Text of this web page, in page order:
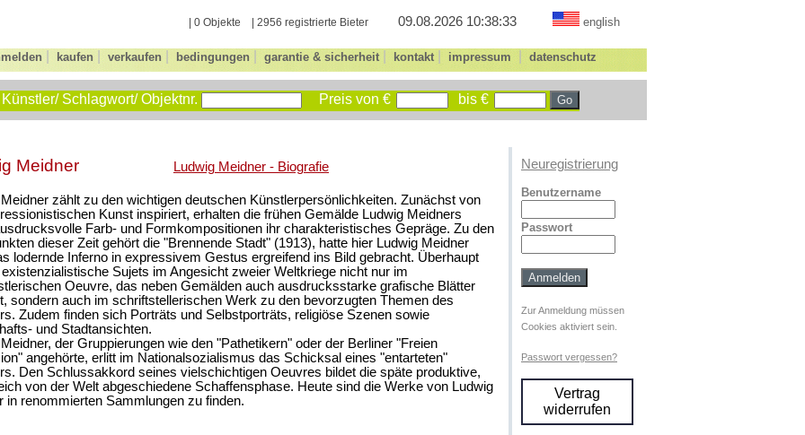
| 0 Objekte | 2956 registrierte Bieter 09.08.2026 10:38:33 english
kaufen verkaufen bedingungen garantie & sicherheit kontakt impressum datenschutz
Künstler/ Schlagwort/ Objektnr. Preis von € bis €
Meidner Ludwig Meidner - Biografie
zählt zu den wichtigen deutschen Künstlerpersönlichkeiten. Zunächst von
Kunst inspiriert, erhalten die frühen Gemälde Ludwig Meidners
Farb- und Formkompositionen ihr charakteristisches Gepräge. Zu den
dieser Zeit gehört die "Brennende Stadt" (1913), hatte hier Ludwig Meidner
lodernde Inferno in expressivem Gestus ergreifend ins Bild gebracht. Überhaupt
Sujets im Angesicht zweier Weltkriege nicht nur im
Oeuvre, das neben Gemälden auch ausdrucksstarke grafische Blätter
sondern auch im schriftstellerischen Werk zu den bevorzugten Themen des
Zudem finden sich Porträts und Selbstporträts, religiöse Szenen sowie
und Stadtansichten.
der Gruppierungen wie den "Pathetikern" oder der Berliner "Freien
angehörte, erlitt im Nationalsozialismus das Schicksal eines "entarteten"
Den Schlussakkord seines vielschichtigen Oeuvres bildet die späte produktive,
von der Welt abgeschiedene Schaffensphase. Heute sind die Werke von Ludwig
in renommierten Sammlungen zu finden.
Neuregistrierung
Benutzername
Passwort
Zur Anmeldung müssen
Cookies aktiviert sein.
Passwort vergessen?
Vertrag
widerrufen